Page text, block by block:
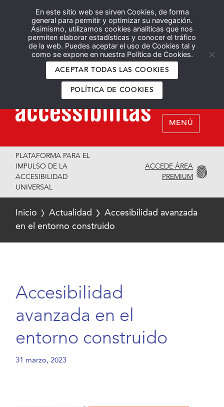
En este sitio web se sirven Cookies, de forma
general para permitir y optimizar su navegación.
Asimismo, utilizamos cookies analíticas que nos
permiten elaborar estadísticas y conocer el tráfico
de la web. Puedes aceptar el uso de Cookies tal y
como se expone en nuestra Política de Cookies.
ACEPTAR TODAS LAS COOKIES
POLÍTICA DE COOKIES
Español English
MENÚ
PLATAFORMA PARA EL
IMPULSO DE LA
ACCESIBILIDAD
UNIVERSAL
ACCEDE ÁREA
PREMIUM
Inicio Actualidad
Accesibilidad avanzada
en el entorno construido
Accesibilidad
avanzada en el
entorno construido
31 marzo, 2023